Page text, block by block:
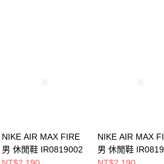
NIKE AIR MAX FIRE
男 休閒鞋 IR0819002
NIKE AIR MAX
男 休閒鞋